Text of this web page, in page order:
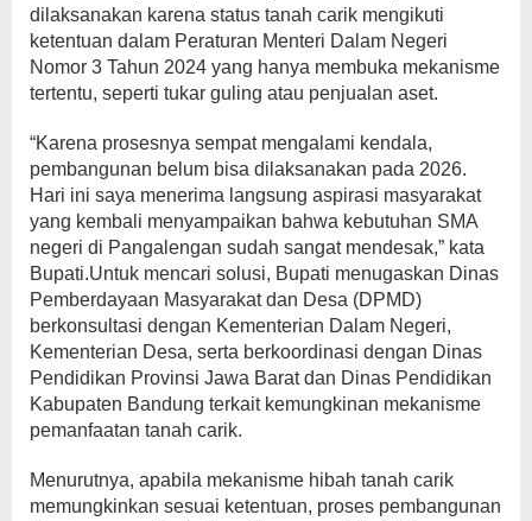
dilaksanakan karena status tanah carik mengikuti
ketentuan dalam Peraturan Menteri Dalam Negeri
Nomor 3 Tahun 2024 yang hanya membuka mekanisme
tertentu, seperti tukar guling atau penjualan aset.
“Karena prosesnya sempat mengalami kendala,
pembangunan belum bisa dilaksanakan pada 2026.
Hari ini saya menerima langsung aspirasi masyarakat
yang kembali menyampaikan bahwa kebutuhan SMA
negeri di Pangalengan sudah sangat mendesak,” kata
Bupati.Untuk mencari solusi, Bupati menugaskan Dinas
Pemberdayaan Masyarakat dan Desa (DPMD)
berkonsultasi dengan Kementerian Dalam Negeri,
Kementerian Desa, serta berkoordinasi dengan Dinas
Pendidikan Provinsi Jawa Barat dan Dinas Pendidikan
Kabupaten Bandung terkait kemungkinan mekanisme
pemanfaatan tanah carik.
Menurutnya, apabila mekanisme hibah tanah carik
memungkinkan sesuai ketentuan, proses pembangunan